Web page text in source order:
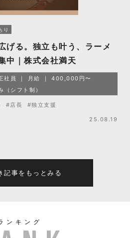
り
げる。独立も叶う、ラーメ
中｜株式会社満天
社員 月給
400,000円〜
シフト制）
#店長 #独立支援
25.08.19
記事をもっとみる
ンキング